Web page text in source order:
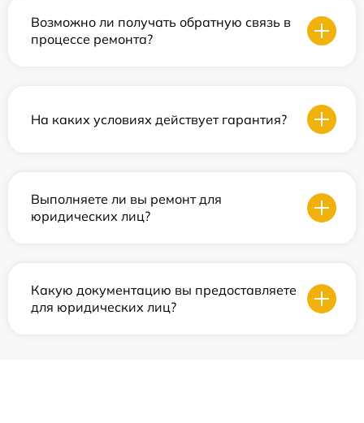
Возможно ли получать обратную связь в
процессе ремонта?
На каких условиях действует гарантия?
Выполняете ли вы ремонт для
юридических лиц?
Какую документацию вы предоставляете
для юридических лиц?